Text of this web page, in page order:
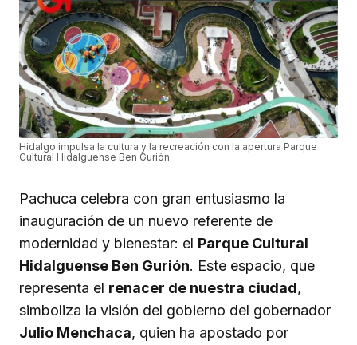
Hidalgo impulsa la cultura y la recreación con la apertura Parque
Cultural Hidalguense Ben Gurión
Pachuca celebra con gran entusiasmo la
inauguración de un nuevo referente de
modernidad y bienestar: el Parque Cultural
Hidalguense Ben Gurión. Este espacio, que
representa el renacer de nuestra ciudad,
simboliza la visión del gobierno del gobernador
Julio Menchaca, quien ha apostado por